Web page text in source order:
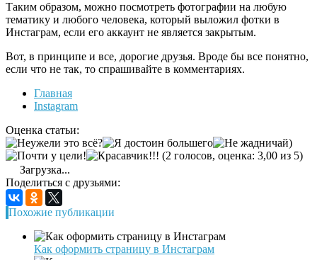
Таким образом, можно посмотреть фотографии на любую
тематику и любого человека, который выложил фотки в
Инстаграм, если его аккаунт не является закрытым.
Вот, в принципе и все, дорогие друзья. Вроде бы все понятно,
если что не так, то спрашивайте в комментариях.
Главная
Instagram
Оценка статьи:
(2 голосов, оценка: 3,00 из 5)
Загрузка...
Поделиться с друзьями:
Похожие публикации
Как оформить страницу в Инстаграм